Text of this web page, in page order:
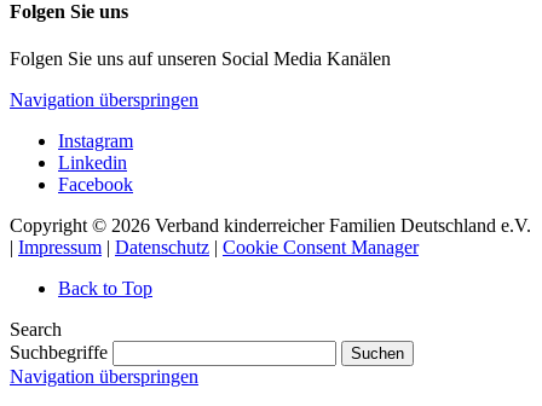
Folgen Sie uns
Folgen Sie uns auf unseren Social Media Kanälen
Navigation überspringen
Instagram
Linkedin
Facebook
Copyright © 2026 Verband kinderreicher Familien Deutschland e.V.
| Impressum | Datenschutz | Cookie Consent Manager
Back to Top
Search
Suchbegriffe
Suchen
Navigation überspringen